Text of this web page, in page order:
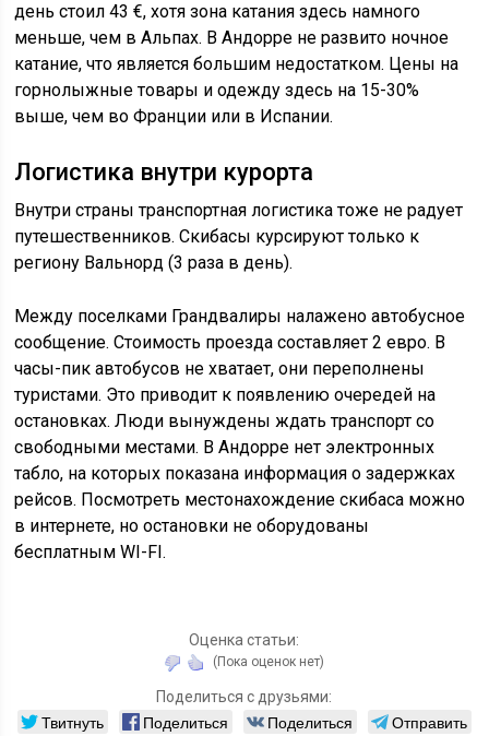
день стоил 43 €, хотя зона катания здесь намного
меньше, чем в Альпах. В Андорре не развито ночное
катание, что является большим недостатком. Цены на
горнолыжные товары и одежду здесь на 15-30%
выше, чем во Франции или в Испании.
Логистика внутри курорта
Внутри страны транспортная логистика тоже не радует
путешественников. Скибасы курсируют только к
региону Вальнорд (3 раза в день).
Между поселками Грандвалиры налажено автобусное
сообщение. Стоимость проезда составляет 2 евро. В
часы-пик автобусов не хватает, они переполнены
туристами. Это приводит к появлению очередей на
остановках. Люди вынуждены ждать транспорт со
свободными местами. В Андорре нет электронных
табло, на которых показана информация о задержках
рейсов. Посмотреть местонахождение скибаса можно
в интернете, но остановки не оборудованы
бесплатным WI-FI.
Оценка статьи:
(Пока оценок нет)
Поделиться с друзьями:
Твитнуть Поделиться Поделиться
Отправить